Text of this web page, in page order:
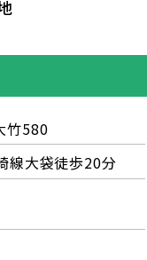
竹580
線大袋徒歩20分